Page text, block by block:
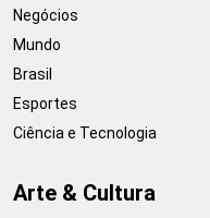
Negócios
Mundo
Brasil
Esportes
Ciência e Tecnologia
Arte & Cultura